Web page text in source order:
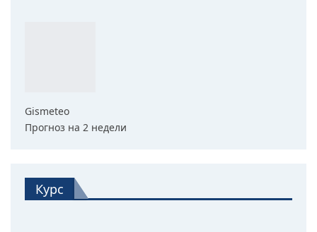
Gismeteo
Прогноз на 2 недели
Курс